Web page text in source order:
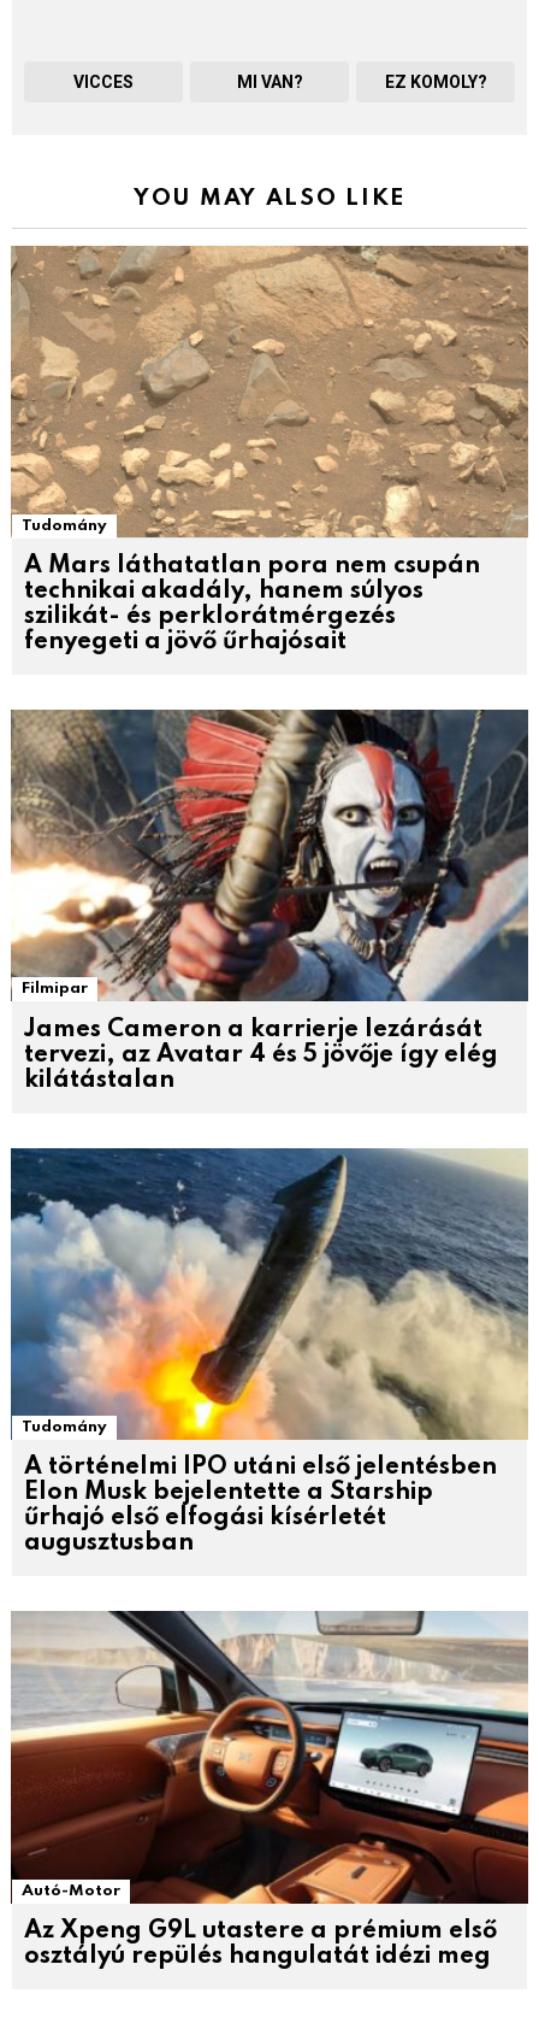
VICCES MI VAN? EZ KOMOLY?
YOU MAY ALSO LIKE
Tudomány
A Mars láthatatlan pora nem csupán
technikai akadály, hanem súlyos
szilikát- és perklorátmérgezés
fenyegeti a jövő űrhajósait
Filmipar
James Cameron a karrierje lezárását
tervezi, az Avatar 4 és 5 jövője így elég
kilátástalan
Tudomány
A történelmi IPO utáni első jelentésben
Elon Musk bejelentette a Starship
űrhajó első elfogási kísérletét
augusztusban
Autó-Motor
Az Xpeng G9L utastere a prémium első
osztályú repülés hangulatát idézi meg